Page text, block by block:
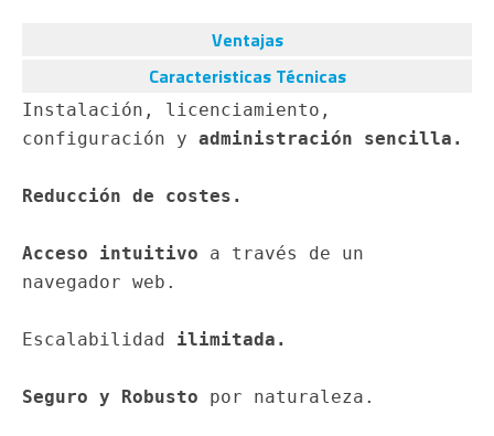
Ventajas
Caracteristicas Técnicas
Instalación, licenciamiento,
configuración y administración sencilla.
Reducción de costes.
Acceso intuitivo a través de un
navegador web.
Escalabilidad ilimitada.
Seguro y Robusto por naturaleza.